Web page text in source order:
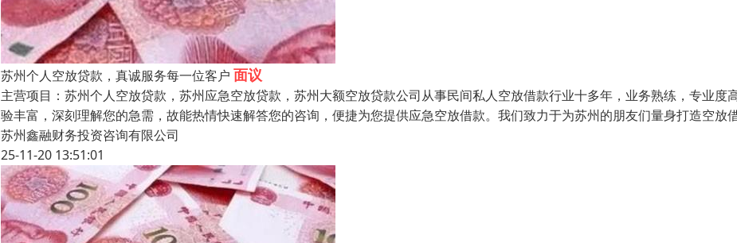
苏州个人空放贷款，真诚服务每一位客户 面议
主营项目：苏州个人空放贷款，苏州应急空放贷款，苏州大额空放贷款公司从事民间私人空放借款行业十多年，业务熟练，专业度
验丰富，深刻理解您的急需，故能热情快速解答您的咨询，便捷为您提供应急空放借款。我们致力于为苏州的朋友们量身打造空放
苏州鑫融财务投资咨询有限公司
25-11-20 13:51:01